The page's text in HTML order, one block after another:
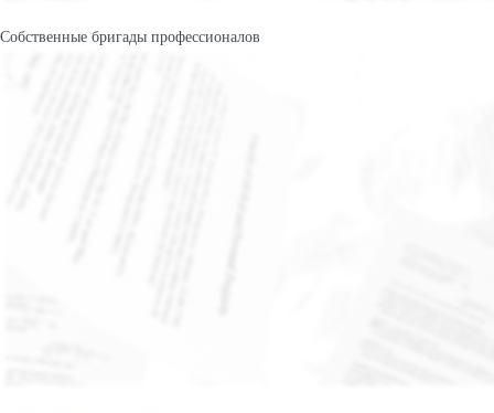
Собственные бригады профессионалов